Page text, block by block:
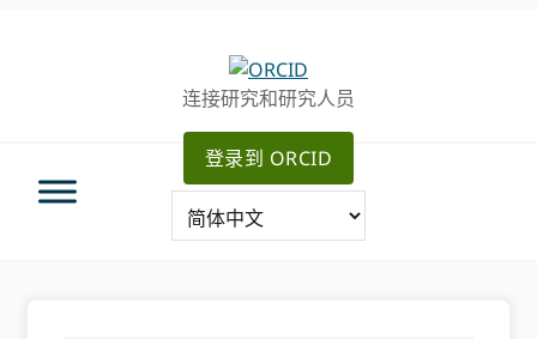
连接研究和研究人员
登录到 ORCID